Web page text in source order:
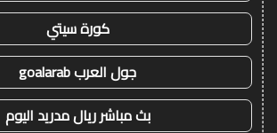
كورة سيتي
جول العرب goalarab
بث مباشر ريال مدريد اليوم